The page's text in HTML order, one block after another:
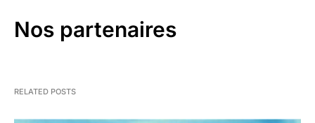
Nos partenaires
RELATED POSTS